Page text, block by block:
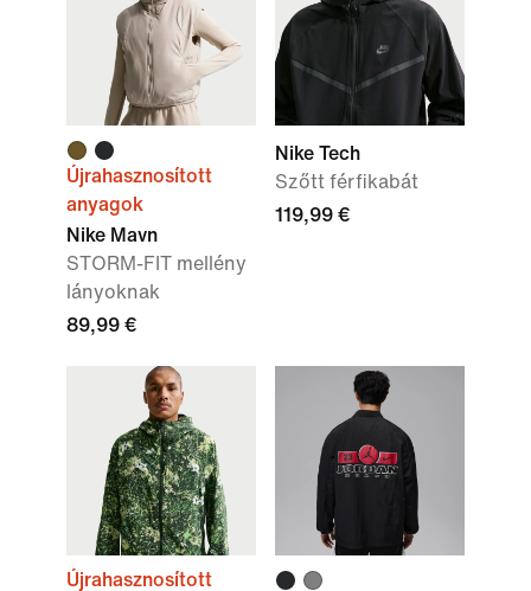
Újrahasznosított
anyagok
Nike Mavn
STORM-FIT mellény
lányoknak
89,99 €
Nike Tech
Szőtt férfikabát
119,99 €
Újrahasznosított